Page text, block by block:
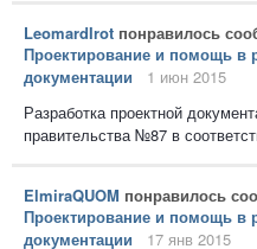
LeomardIrot понравилось
Проектирование и помощь в
документации
1 июн 2015
Разработка проектной
правительства №87 в
ElmiraQUOM понравилось
Проектирование и помощь в
документации
17 янв 2015